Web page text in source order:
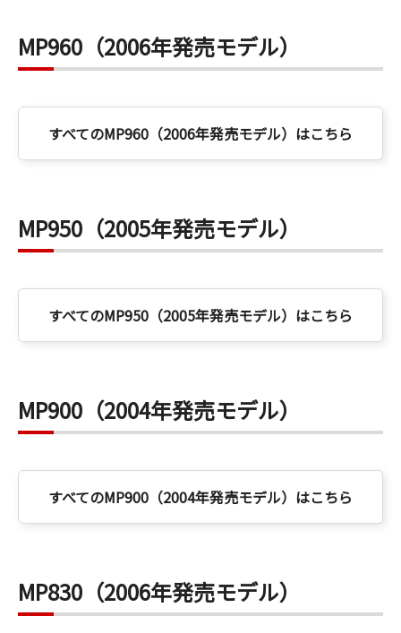
MP960（2006年発売モデル）
すべてのMP960（2006年発売モデル）はこちら
MP950（2005年発売モデル）
すべてのMP950（2005年発売モデル）はこちら
MP900（2004年発売モデル）
すべてのMP900（2004年発売モデル）はこちら
MP830（2006年発売モデル）